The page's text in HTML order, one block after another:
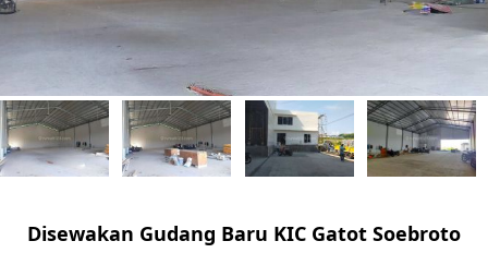
Disewakan Gudang Baru KIC Gatot Soebroto